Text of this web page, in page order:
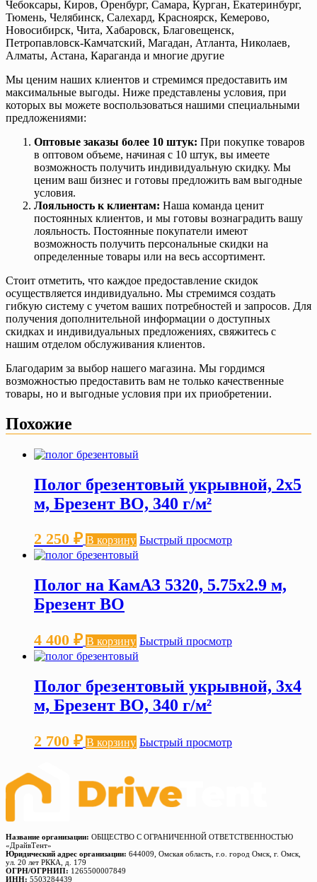
Чебоксары, Киров, Оренбург, Самара, Курган, Екатеринбург,
Тюмень, Челябинск, Салехард, Красноярск, Кемерово,
Новосибирск, Чита, Хабаровск, Благовещенск,
Петропавловск-Камчатский, Магадан, Атланта, Николаев,
Алматы, Астана, Караганда и многие другие
Мы ценим наших клиентов и стремимся предоставить им
максимальные выгоды. Ниже представлены условия, при
которых вы можете воспользоваться нашими специальными
предложениями:
Оптовые заказы более 10 штук: При покупке товаров
в оптовом объеме, начиная с 10 штук, вы имеете
возможность получить индивидуальную скидку. Мы
ценим ваш бизнес и готовы предложить вам выгодные
условия.
Лояльность к клиентам: Наша команда ценит
постоянных клиентов, и мы готовы вознаградить вашу
лояльность. Постоянные покупатели имеют
возможность получить персональные скидки на
определенные товары или на весь ассортимент.
Стоит отметить, что каждое предоставление скидок
осуществляется индивидуально. Мы стремимся создать
гибкую систему с учетом ваших потребностей и запросов. Для
получения дополнительной информации о доступных
скидках и индивидуальных предложениях, свяжитесь с
нашим отделом обслуживания клиентов.
Благодарим за выбор нашего магазина. Мы гордимся
возможностью предоставить вам не только качественные
товары, но и выгодные условия при их приобретении.
Похожие
Полог брезентовый укрывной, 2х5
м, Брезент ВО, 340 г/м²
2 250 ₽ В корзину Быстрый просмотр
Полог на КамАЗ 5320, 5.75х2.9 м,
Брезент ВО
4 400 ₽ В корзину Быстрый просмотр
Полог брезентовый укрывной, 3х4
м, Брезент ВО, 340 г/м²
2 700 ₽ В корзину Быстрый просмотр
Название организации: ОБЩЕСТВО С ОГРАНИЧЕННОЙ ОТВЕТСТВЕННОСТЬЮ
«ДрайвТент»
Юридический адрес организации: 644009, Омская область, г.о. город Омск, г. Омск,
ул. 20 лет РККА, д. 179
ОГРН/ОГРНИП: 1265500007849
ИНН: 5503284439